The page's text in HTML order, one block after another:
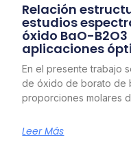
Relación
estudios
óxido BaO-
aplicaciones
En el presente trabajo
de óxido de borato de
proporciones molares
Leer Más